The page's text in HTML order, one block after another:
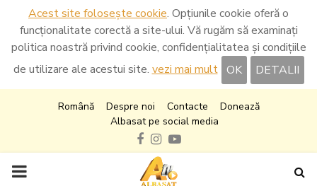
Acest site folosește cookie. Opțiunile cookie oferă o
funcționalitate corectă a site-ului. Vă rugăm să examinați
politica noastră privind cookie, confidențialitatea și condițiile
de utilizare ale acestui site. vezi mai mult OK DETALII
Română Despre noi Contacte
Donează
Albasat pe social media
Facebook
Instagram
Youtube
PRIMARY